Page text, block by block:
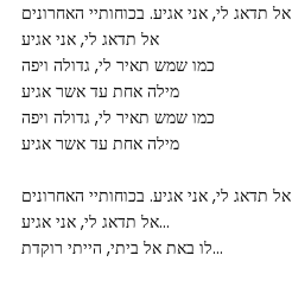
אל תדאג לי, אני אגיע. בכוחותיי האחרונים
אל תדאג לי, אני אגיע
כמו שמש תאיר לי, גדולה ויפה
מילה אחת עד אשר אגיע
כמו שמש תאיר לי, גדולה ויפה
מילה אחת עד אשר אגיע
אל תדאג לי, אני אגיע. בכוחותיי האחרונים
אל תדאג לי, אני אגיע…
לו באת אל ביתי, הייתי רוקדת…